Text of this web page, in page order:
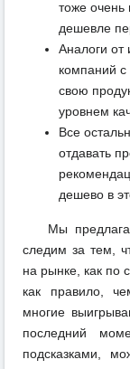
тоже очень
дешевле
Аналоги от
компаний
свою
уровнем
Все
отдавать
дешево в
Мы
следим за тем,
на рынке, как по
как правило,
многие
последний
подсказками,